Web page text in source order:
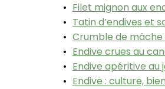
Filet mignon aux
Tatin d’endives et
Crumble de
Endive crues au
Endive apéritive
Endive : culture,